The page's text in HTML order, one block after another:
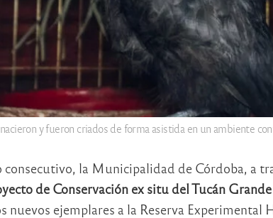
y fueron criados de forma asistida en un ambiente
consecutivo, la Municipalidad de Córdoba, a
de Conservación ex situ del Tucán Grande
nuevos ejemplares a la Reserva